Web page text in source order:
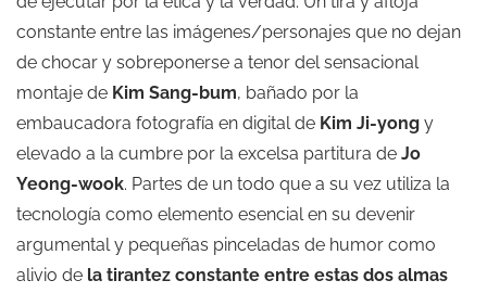
constante entre las imágenes/personajes que no dejan
de chocar y sobreponerse a tenor del sensacional
montaje de Kim Sang-bum, bañado por la
embaucadora fotografía en digital de Kim Ji-yong y
elevado a la cumbre por la excelsa partitura de Jo
Yeong-wook. Partes de un todo que a su vez utiliza la
tecnología como elemento esencial en su devenir
argumental y pequeñas pinceladas de humor como
alivio de la tirantez constante entre estas dos almas